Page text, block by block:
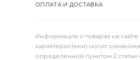
ОПЛАТА И ДОСТАВКА
Информация о товарах на
характеристики) носит
определенной пунктом 2